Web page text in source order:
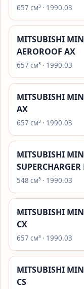
657 см³ · 1990.03
MITSUBISHI
AEROROOF AX
657 см³ · 1990.03
MITSUBISHI
AX
657 см³ · 1990.03
MITSUBISHI
548 см³ · 1990.03
MITSUBISHI
CX
657 см³ · 1990.03
MITSUBISHI
CS